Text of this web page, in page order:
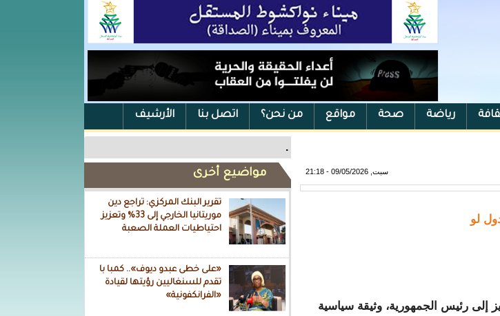
رياضة صحة مواقع من نحن؟ اتصل بنا الأرشيف
.
مواضيع أخرى
تقرير البنك المركزي: تراجع دين
موريتانيا الخارجي إلى 33% وتعزيز
احتياطيات العملة الصعبة
«على خطى عبدو ديوف».. كمبا با
تقدم للسنغاليين رؤيتها لقيادة
«الفرانكفونية»
سبت, 09/05/2026 - 21:18
لو
إلى رئيس الجمهورية، وثيقة سياسية